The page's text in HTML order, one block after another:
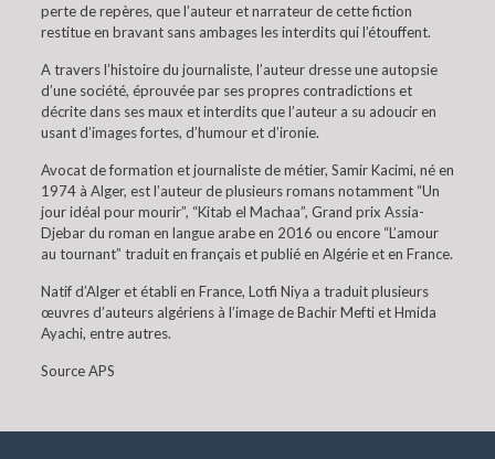
perte de repères, que l’auteur et narrateur de cette fiction
restitue en bravant sans ambages les interdits qui l’étouffent.
A travers l’histoire du journaliste, l’auteur dresse une autopsie
d’une société, éprouvée par ses propres contradictions et
décrite dans ses maux et interdits que l’auteur a su adoucir en
usant d’images fortes, d’humour et d’ironie.
Avocat de formation et journaliste de métier, Samir Kacimi, né en
1974 à Alger, est l’auteur de plusieurs romans notamment “Un
jour idéal pour mourir”, “Kitab el Machaa”, Grand prix Assia-
Djebar du roman en langue arabe en 2016 ou encore “L’amour
au tournant” traduit en français et publié en Algérie et en France.
Natif d’Alger et établi en France, Lotfi Niya a traduit plusieurs
œuvres d’auteurs algériens à l’image de Bachir Mefti et Hmida
Ayachi, entre autres.
Source APS